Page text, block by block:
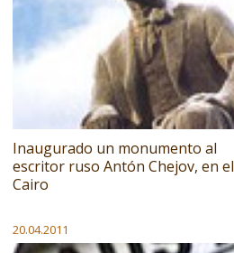
Inaugurado un monumento al
escritor ruso Antón Chejov, en el
Cairo
20.04.2011